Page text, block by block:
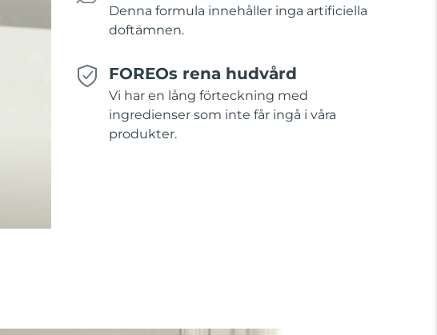
Denna formula innehåller inga artificiella
doftämnen.
FOREOs rena hudvård
Vi har en lång förteckning med
ingredienser som inte får ingå i våra
produkter.